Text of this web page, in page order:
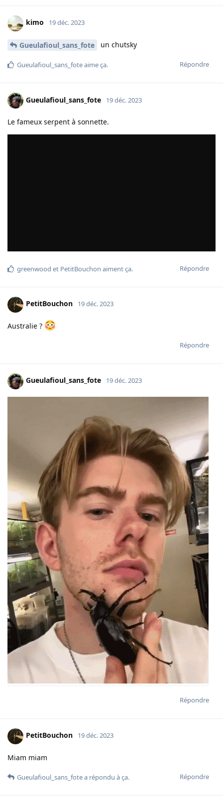
kimo 19 déc. 2023
Gueulafioul_sans_fote un chutsky
Répondre
Gueulafioul_sans_foteaime ça.
Gueulafioul_sans_fote 19 déc. 2023
Le fameux serpent à sonnette.
Répondre
greenwood et PetitBouchon aiment ça.
PetitBouchon 19 déc. 2023
Australie ?
Répondre
Gueulafioul_sans_fote 19 déc. 2023
Répondre
PetitBouchon 19 déc. 2023
Miam miam
Répondre
Gueulafioul_sans_fotea répondu à ça.